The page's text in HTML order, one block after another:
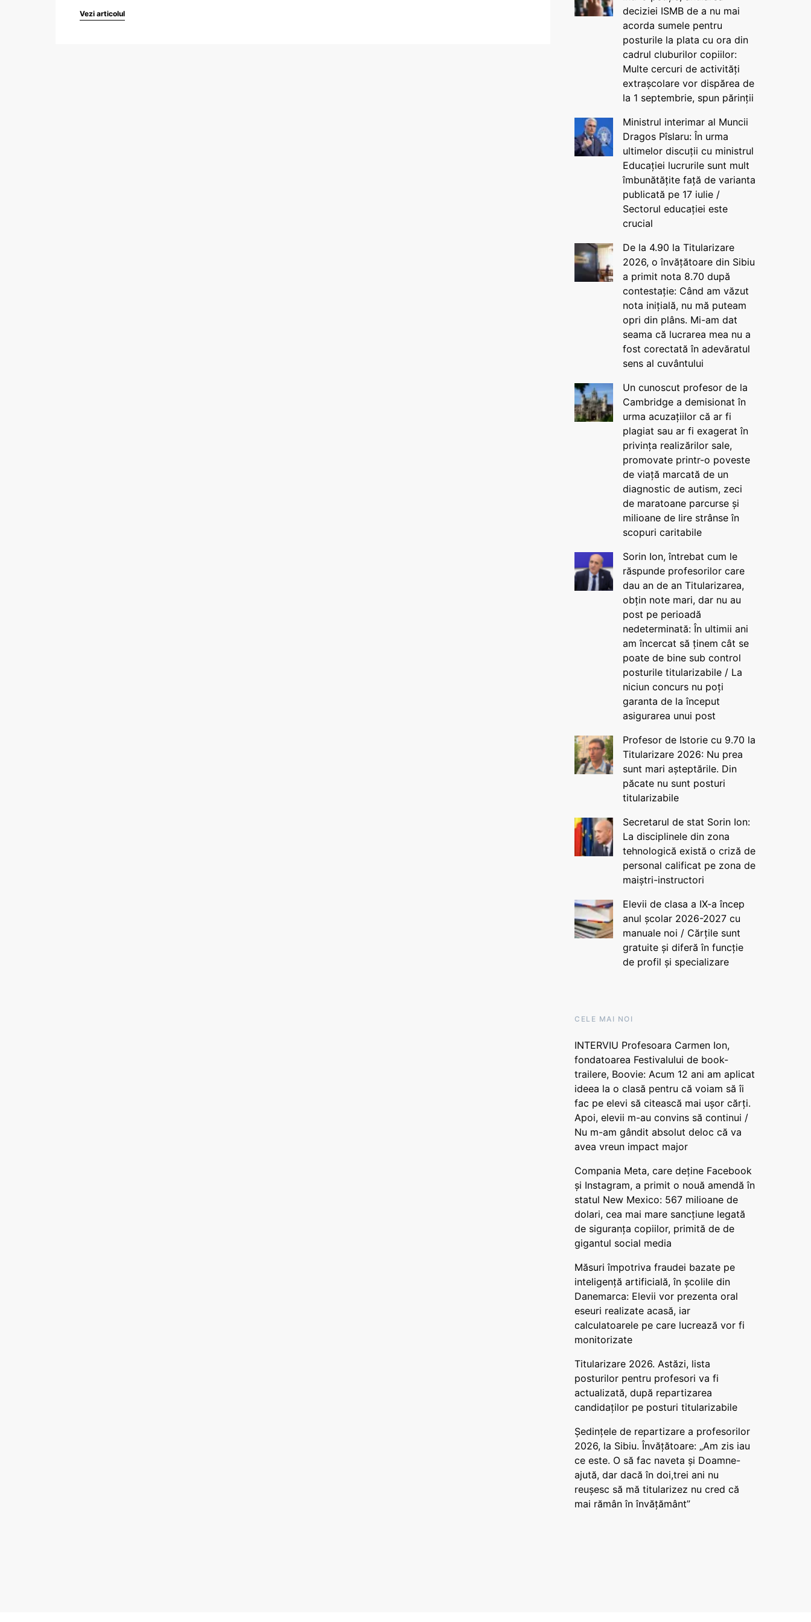
Vezi articolul
deciziei ISMB de a nu mai
acorda sumele pentru
posturile la plata cu ora din
cadrul cluburilor copiilor:
Multe cercuri de activități
extrașcolare vor dispărea de
la 1 septembrie, spun părinții
Ministrul interimar al Muncii
Dragos Pîslaru: În urma
ultimelor discuții cu ministrul
Educației lucrurile sunt mult
îmbunătățite față de varianta
publicată pe 17 iulie /
Sectorul educației este
crucial
De la 4.90 la Titularizare
2026, o învățătoare din Sibiu
a primit nota 8.70 după
contestație: Când am văzut
nota inițială, nu mă puteam
opri din plâns. Mi-am dat
seama că lucrarea mea nu a
fost corectată în adevăratul
sens al cuvântului
Un cunoscut profesor de la
Cambridge a demisionat în
urma acuzațiilor că ar fi
plagiat sau ar fi exagerat în
privința realizărilor sale,
promovate printr-o poveste
de viață marcată de un
diagnostic de autism, zeci
de maratoane parcurse și
milioane de lire strânse în
scopuri caritabile
Sorin Ion, întrebat cum le
răspunde profesorilor care
dau an de an Titularizarea,
obțin note mari, dar nu au
post pe perioadă
nedeterminată: În ultimii ani
am încercat să ținem cât se
poate de bine sub control
posturile titularizabile / La
niciun concurs nu poți
garanta de la început
asigurarea unui post
Profesor de Istorie cu 9.70 la
Titularizare 2026: Nu prea
sunt mari așteptările. Din
păcate nu sunt posturi
titularizabile
Secretarul de stat Sorin Ion:
La disciplinele din zona
tehnologică există o criză de
personal calificat pe zona de
maiștri-instructori
Elevii de clasa a IX-a încep
anul școlar 2026-2027 cu
manuale noi / Cărțile sunt
gratuite și diferă în funcție
de profil și specializare
CELE MAI NOI
INTERVIU Profesoara Carmen Ion,
fondatoarea Festivalului de book-
trailere, Boovie: Acum 12 ani am aplicat
ideea la o clasă pentru că voiam să îi
fac pe elevi să citească mai ușor cărți.
Apoi, elevii m-au convins să continui /
Nu m-am gândit absolut deloc că va
avea vreun impact major
Compania Meta, care deține Facebook
și Instagram, a primit o nouă amendă în
statul New Mexico: 567 milioane de
dolari, cea mai mare sancțiune legată
de siguranța copiilor, primită de de
gigantul social media
Măsuri împotriva fraudei bazate pe
inteligență artificială, în școlile din
Danemarca: Elevii vor prezenta oral
eseuri realizate acasă, iar
calculatoarele pe care lucrează vor fi
monitorizate
Titularizare 2026. Astăzi, lista
posturilor pentru profesori va fi
actualizată, după repartizarea
candidaților pe posturi titularizabile
Ședințele de repartizare a profesorilor
2026, la Sibiu. Învățătoare: „Am zis iau
ce este. O să fac naveta și Doamne-
ajută, dar dacă în doi,trei ani nu
reușesc să mă titularizez nu cred că
mai rămân în învățământ”